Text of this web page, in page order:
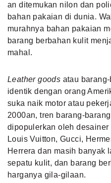
an ditemukan nilon dan
bahan pakaian di dunia.
murahnya bahan pakaian
barang berbahan kulit
mahal.
Leather goods atau
identik dengan orang
suka naik motor atau
2000an, tren barang-
dipopulerkan oleh desainer
Louis Vuitton, Gucci,
Herrera dan masih banyak
sepatu kulit, dan barang
harganya gila-gilaan.